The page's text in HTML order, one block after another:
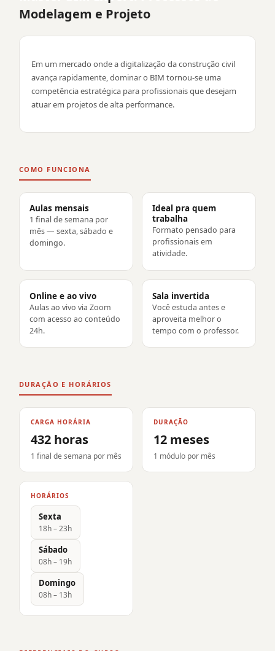
Modelagem e Projeto
Em um mercado onde a digitalização da construção civil
avança rapidamente, dominar o BIM tornou-se uma
competência estratégica para profissionais que desejam
atuar em projetos de alta performance.
COMO FUNCIONA
Aulas mensais
1 final de semana por
mês — sexta, sábado e
domingo.
Ideal pra quem
trabalha
Formato pensado para
profissionais em
atividade.
Online e ao vivo
Aulas ao vivo via Zoom
com acesso ao conteúdo
24h.
Sala invertida
Você estuda antes e
aproveita melhor o
tempo com o professor.
DURAÇÃO E HORÁRIOS
CARGA HORÁRIA
432 horas
1 final de semana por mês
DURAÇÃO
12 meses
1 módulo por mês
HORÁRIOS
Sexta
18h – 23h
Sábado
08h – 19h
Domingo
08h – 13h